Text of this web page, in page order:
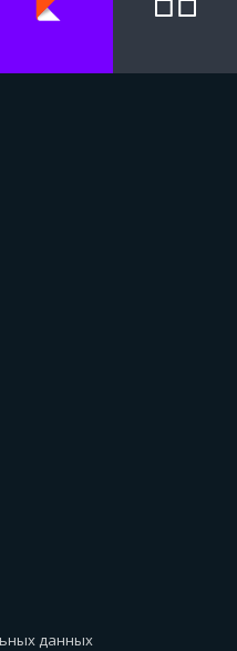
данных